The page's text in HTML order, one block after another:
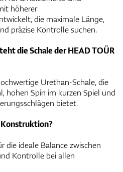
höherer
die maximale Länge,
präzise Kontrolle suchen.
die Schale der HEAD TOÜR
Urethan-Schale, die
hohen Spin im kurzen Spiel und
bietet.
die ideale Balance zwischen
Kontrolle bei allen